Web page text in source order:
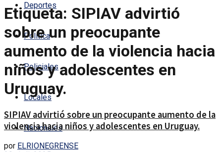
Deportes
Política
Policiales
Locales
Nacionales
Etiqueta: SIPIAV advirtió
sobre un preocupante
aumento de la violencia hacia
niños y adolescentes en
Uruguay.
SIPIAV advirtió sobre un preocupante aumento de la
violencia hacia niños y adolescentes en Uruguay.
por ELRIONEGRENSE